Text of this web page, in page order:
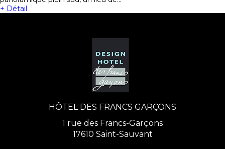
+ Détail
HÔTEL DES FRANCS GARÇONS
1 rue des Francs-Garçons
17610 Saint-Sauvant